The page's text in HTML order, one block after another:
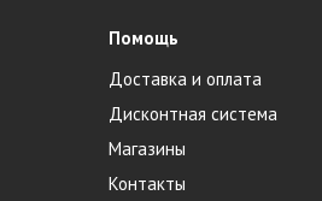
Помощь
Доставка и оплата
Дисконтная система
Магазины
Контакты